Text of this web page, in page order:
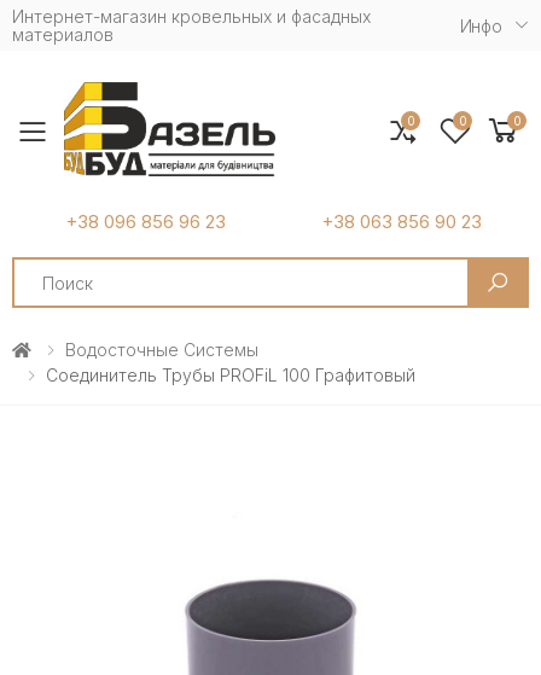
Интернет-магазин кровельных и фасадных
материалов
Инфо
Toggle mobile menu
+38 096 856 96 23 +38 063 856 90 23
Search
0 0 0
Водосточные Системы
Соединитель Трубы PROFiL 100 Графитовый